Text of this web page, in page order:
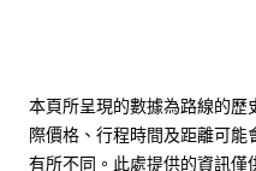
本頁所呈現的數據為路線的歷
際價格、行程時間及距離可
有所不同。此處提供的資訊僅